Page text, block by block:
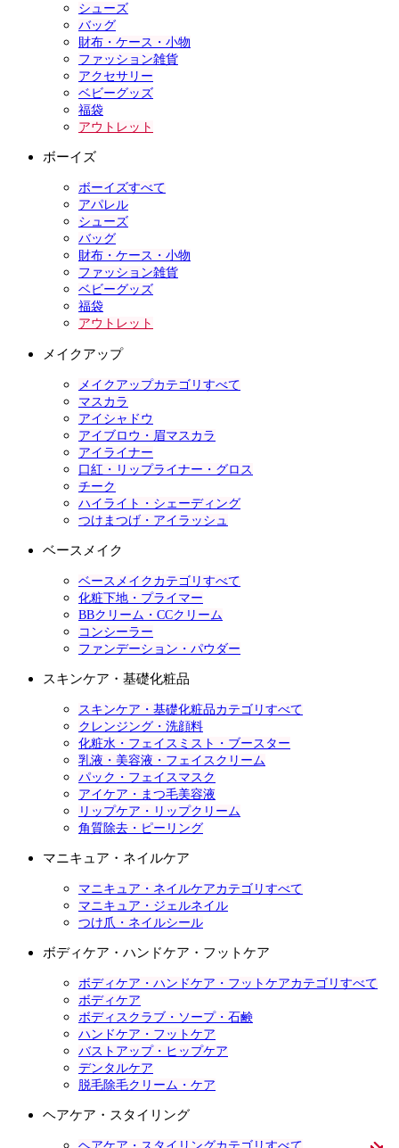
シューズ
バッグ
財布・ケース・小物
ファッション雑貨
アクセサリー
ベビーグッズ
福袋
アウトレット
ボーイズ
ボーイズすべて
アパレル
シューズ
バッグ
財布・ケース・小物
ファッション雑貨
ベビーグッズ
福袋
アウトレット
メイクアップ
メイクアップカテゴリすべて
マスカラ
アイシャドウ
アイブロウ・眉マスカラ
アイライナー
口紅・リップライナー・グロス
チーク
ハイライト・シェーディング
つけまつげ・アイラッシュ
ベースメイク
ベースメイクカテゴリすべて
化粧下地・プライマー
BBクリーム・CCクリーム
コンシーラー
ファンデーション・パウダー
スキンケア・基礎化粧品
スキンケア・基礎化粧品カテゴリすべて
クレンジング・洗顔料
化粧水・フェイスミスト・ブースター
乳液・美容液・フェイスクリーム
パック・フェイスマスク
アイケア・まつ毛美容液
リップケア・リップクリーム
角質除去・ピーリング
マニキュア・ネイルケア
マニキュア・ネイルケアカテゴリすべて
マニキュア・ジェルネイル
つけ爪・ネイルシール
ボディケア・ハンドケア・フットケア
ボディケア・ハンドケア・フットケアカテゴリすべて
ボディケア
ボディスクラブ・ソープ・石鹸
ハンドケア・フットケア
バストアップ・ヒップケア
デンタルケア
脱毛除毛クリーム・ケア
ヘアケア・スタイリング